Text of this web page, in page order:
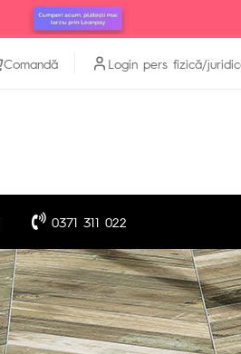
Login pers fizică/
Comandă
0371 311 022